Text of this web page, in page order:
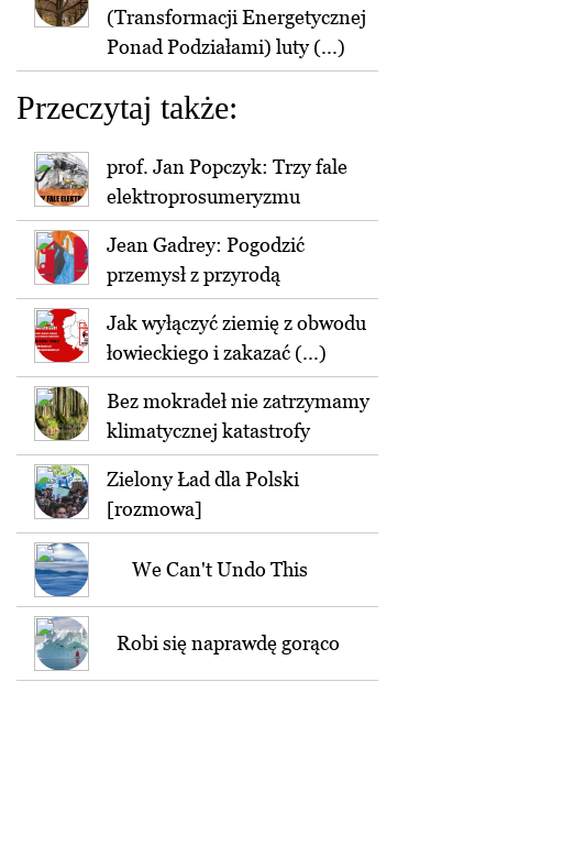
(Transformacji Energetycznej
Ponad Podziałami) luty (...)
Przeczytaj także:
prof. Jan Popczyk: Trzy fale
elektroprosumeryzmu
Jean Gadrey: Pogodzić
przemysł z przyrodą
Jak wyłączyć ziemię z obwodu
łowieckiego i zakazać (...)
Bez mokradeł nie zatrzymamy
klimatycznej katastrofy
Zielony Ład dla Polski
[rozmowa]
We Can't Undo This
Robi się naprawdę gorąco